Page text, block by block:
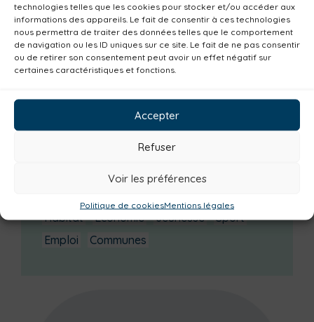
technologies telles que les cookies pour stocker et/ou accéder aux
informations des appareils. Le fait de consentir à ces technologies
nous permettra de traiter des données telles que le comportement
de navigation ou les ID uniques sur ce site. Le fait de ne pas consentir
ou de retirer son consentement peut avoir un effet négatif sur
certaines caractéristiques et fonctions.
Accepter
Refuser
Voir les préférences
Politique de cookiesMentions légales
Catégories actualités / agenda
Consommer local
Numérique
Urbanisme
Réemploi Seniors
Loisirs
Culture
Non classé
Solidarité
Centre aquatique
Environnement
Mobilité
Habitat
Economie Jeunesse
Sport
Emploi
Communes